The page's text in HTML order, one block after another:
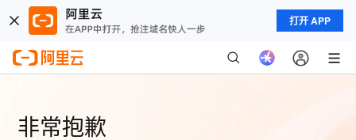
打开 APP
非常抱歉